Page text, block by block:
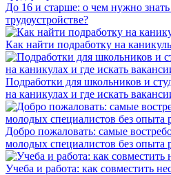
До 16 и старше: о чем нужно
трудоустройстве?
Как найти подработку на
Подработки для школьников и
на каникулах и где искать
Добро пожаловать: самые
молодых специалистов без опыта
Учеба и работа: как совместить